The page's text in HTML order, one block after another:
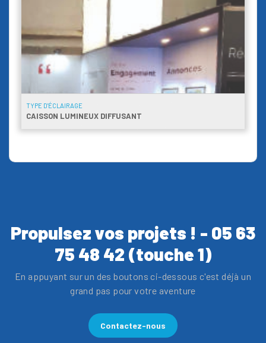
TYPE D'ÉCLAIRAGE
CAISSON LUMINEUX DIFFUSANT
Propulsez vos projets ! - 05 63
75 48 42 (touche 1)
En appuyant sur un des boutons ci-dessous c'est déjà un
grand pas pour votre aventure
Contactez-nous